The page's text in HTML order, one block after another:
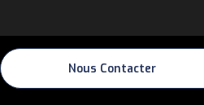
Nous Contacter